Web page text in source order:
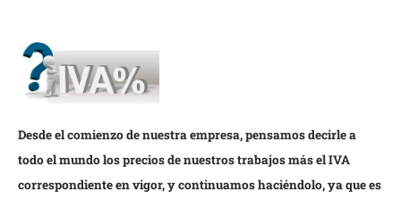
Desde el comienzo de nuestra empresa, pensamos decirle a
todo el mundo los precios de nuestros trabajos más el IVA
correspondiente en vigor, y continuamos haciéndolo, ya que es